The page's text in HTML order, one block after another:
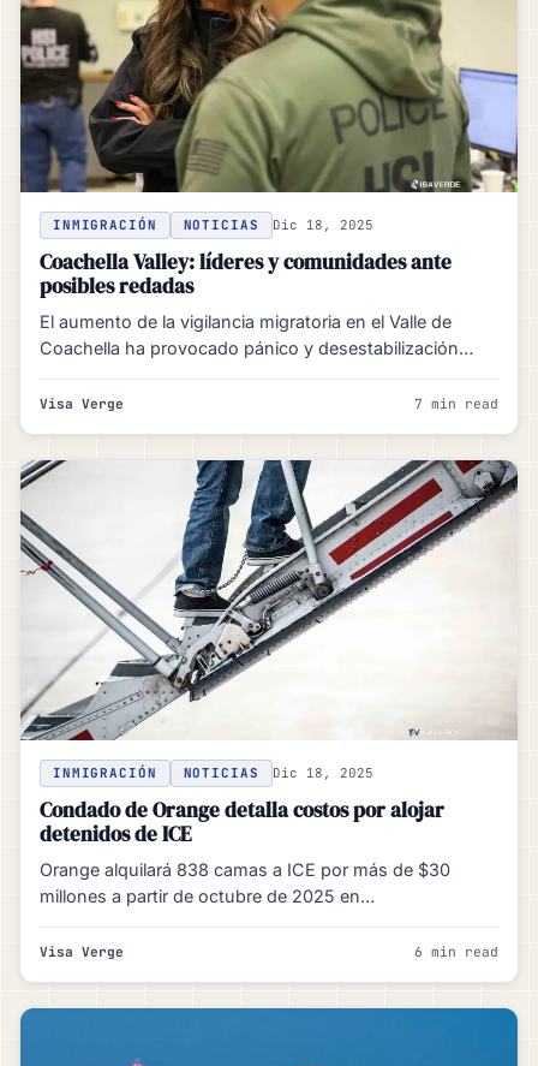
INMIGRACIÓN NOTICIAS Dic 18, 2025
Coachella Valley: líderes y comunidades ante
posibles redadas
El aumento de la vigilancia migratoria en el Valle de
Coachella ha provocado pánico y desestabilización
económica. Los…
Visa Verge 7 min read
INMIGRACIÓN NOTICIAS Dic 18, 2025
Condado de Orange detalla costos por alojar
detenidos de ICE
Orange alquilará 838 camas a ICE por más de $30
millones a partir de octubre de 2025 en…
Visa Verge 6 min read